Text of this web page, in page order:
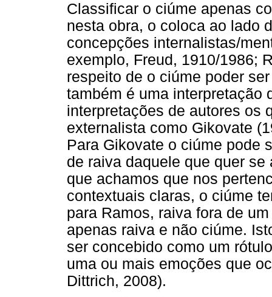
Classificar o ciúme apenas
nesta obra, o coloca ao lado
concepções internalistas/
exemplo, Freud, 1910/1986;
respeito de o ciúme poder
também é uma interpretação
interpretações de autores os
externalista como Gikovate
Para Gikovate o ciúme pode
de raiva daquele que quer
que achamos que nos
contextuais claras, o ciúme
para Ramos, raiva fora de
apenas raiva e não ciúme.
ser concebido como um
uma ou mais emoções que
Dittrich, 2008).